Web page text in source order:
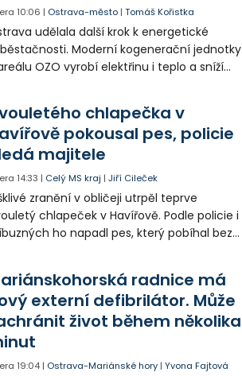
10:06 | Ostrava-město |Tomáš Kořistka
udělala další krok k energetické
Moderní kogenerační jednotky
OZO vyrobí elektřinu i teplo a sníží
chlapečka v
pokousal pes, policie
majitele
14:33 | Celý MS kraj |Jiří Cileček
zranění v obličeji utrpěl teprve
chlapeček v Havířově. Podle policie i
ho napadl pes, který pobíhal bez
psa hledá.
radnice má
externí defibrilátor. Může
život během několika
19:04 | Ostrava-Mariánské hory |Yvona Fajtová